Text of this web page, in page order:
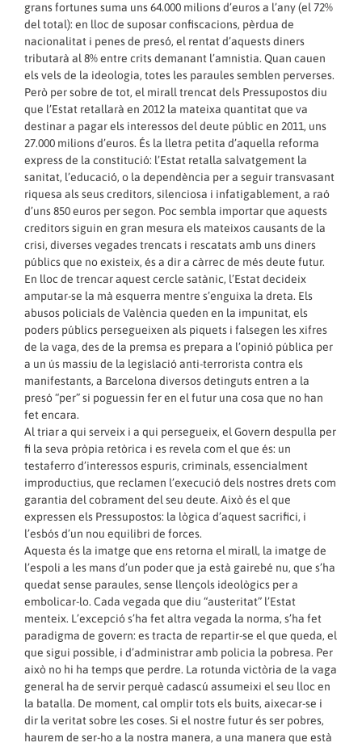
grans fortunes suma uns 64.000 milions d’euros a l’any (el 72%
del total): en lloc de suposar confiscacions, pèrdua de
nacionalitat i penes de presó, el rentat d’aquests diners
tributarà al 8% entre crits demanant l’amnistia. Quan cauen
els vels de la ideologia, totes les paraules semblen perverses.
Però per sobre de tot, el mirall trencat dels Pressupostos diu
que l’Estat retallarà en 2012 la mateixa quantitat que va
destinar a pagar els interessos del deute públic en 2011, uns
27.000 milions d’euros. És la lletra petita d’aquella reforma
express de la constitució: l’Estat retalla salvatgement la
sanitat, l’educació, o la dependència per a seguir transvasant
riquesa als seus creditors, silenciosa i infatigablement, a raó
d’uns 850 euros per segon. Poc sembla importar que aquests
creditors siguin en gran mesura els mateixos causants de la
crisi, diverses vegades trencats i rescatats amb uns diners
públics que no existeix, és a dir a càrrec de més deute futur.
En lloc de trencar aquest cercle satànic, l’Estat decideix
amputar-se la mà esquerra mentre s’enguixa la dreta. Els
abusos policials de València queden en la impunitat, els
poders públics persegueixen als piquets i falsegen les xifres
de la vaga, des de la premsa es prepara a l’opinió pública per
a un ús massiu de la legislació anti-terrorista contra els
manifestants, a Barcelona diversos detinguts entren a la
presó “per” si poguessin fer en el futur una cosa que no han
fet encara.
Al triar a qui serveix i a qui persegueix, el Govern despulla per
fi la seva pròpia retòrica i es revela com el que és: un
testaferro d’interessos espuris, criminals, essencialment
improductius, que reclamen l’execució dels nostres drets com
garantia del cobrament del seu deute. Això és el que
expressen els Pressupostos: la lògica d’aquest sacrifici, i
l’esbós d’un nou equilibri de forces.
Aquesta és la imatge que ens retorna el mirall, la imatge de
l’espoli a les mans d’un poder que ja està gairebé nu, que s’ha
quedat sense paraules, sense llençols ideològics per a
embolicar-lo. Cada vegada que diu “austeritat” l’Estat
menteix. L’excepció s’ha fet altra vegada la norma, s’ha fet
paradigma de govern: es tracta de repartir-se el que queda, el
que sigui possible, i d’administrar amb policia la pobresa. Per
això no hi ha temps que perdre. La rotunda victòria de la vaga
general ha de servir perquè cadascú assumeixi el seu lloc en
la batalla. De moment, cal omplir tots els buits, aixecar-se i
dir la veritat sobre les coses. Si el nostre futur és ser pobres,
haurem de ser-ho a la nostra manera, a una manera que està